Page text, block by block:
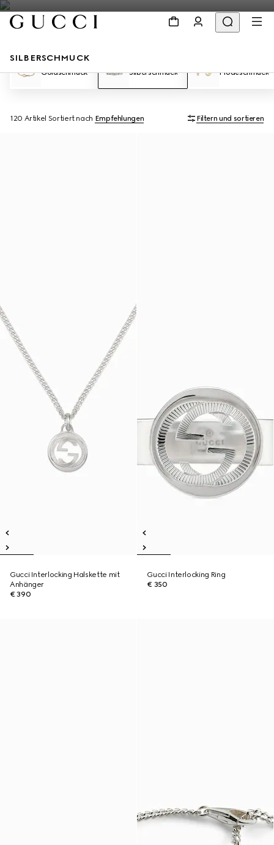
SILBERSCHMUCK
Goldschmuck Silberschmuck Modeschmuck
120 Artikel Sortiert nach Empfehlungen Filtern und sortieren
Gucci Interlocking Halskette mit
Anhänger
€ 390
Gucci Interlocking Ring
€ 350